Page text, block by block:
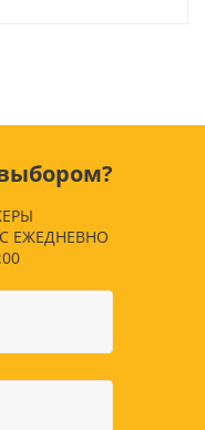
ЕЖЕДНЕВНО